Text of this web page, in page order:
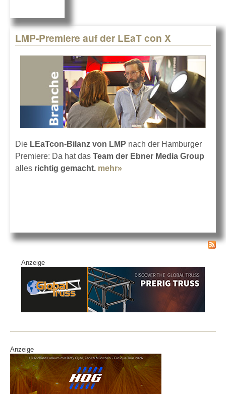
LMP-Premiere auf der LEaT con X
Die LEaTcon-Bilanz von LMP nach der Hamburger
Premiere: Da hat das Team der Ebner Media Group
alles richtig gemacht. mehr»
Anzeige
Anzeige